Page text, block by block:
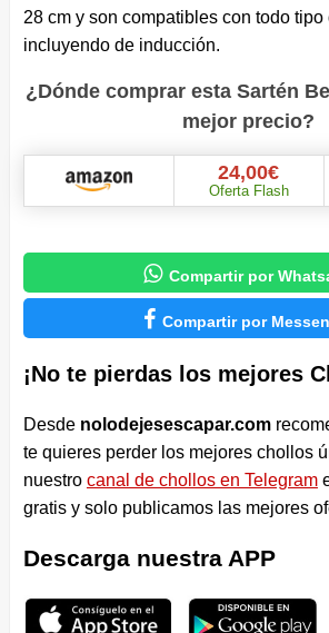
28 cm y son compatibles con todo
incluyendo de inducción.
¿Dónde comprar esta Sartén
mejor precio?
24,00€
Oferta Flash
 Compartir por
 Compartir por
¡No te pierdas los mejores
Desde nolodejesescapar.com
te quieres perder los mejores chollos
nuestro canal de chollos en Telegram
gratis y solo publicamos las mejores
Descarga nuestra APP